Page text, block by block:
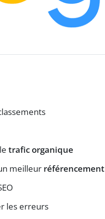
trafic organique
meilleur référencement
les erreurs